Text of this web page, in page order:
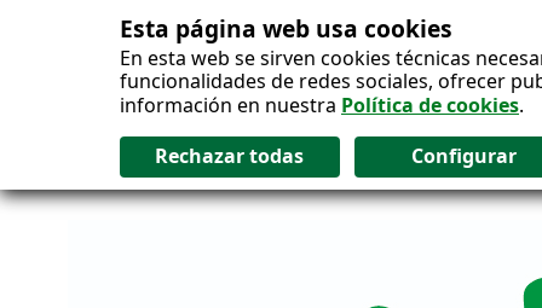
Esta página web usa cookies
En esta web se sirven cookies técnicas
funcionalidades de redes sociales, ofrecer
información en nuestra Política de cookies.
Salto al contenido